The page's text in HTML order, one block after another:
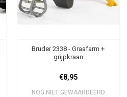
Bruder 2338 - Graafarm +
grijpkraan
€8,95
NOG NIET GEWAARDEERD